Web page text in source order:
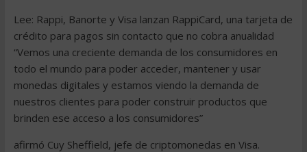
Lee: Rappi, Banorte y Visa lanzan RappiCard, una tarjeta de
crédito para pagos sin contacto que no cobra anualidad
“Vemos una creciente demanda de los consumidores en
todo el mundo para poder acceder, mantener y usar
monedas digitales y estamos viendo la demanda de
nuestros clientes para poder construir productos que
brinden ese acceso a los consumidores”
afirmó Cuy Sheffield, jefe de criptomonedas en Visa.